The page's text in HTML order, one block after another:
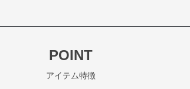
POINT
アイテム特徴